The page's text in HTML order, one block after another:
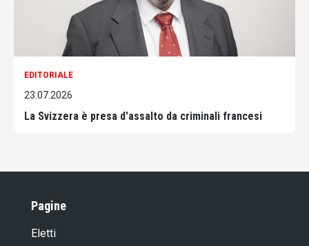
EDITORIALE
23.07.2026
La Svizzera è presa d'assalto da criminali francesi
Pagine
Eletti